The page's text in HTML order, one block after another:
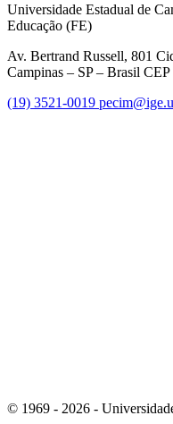
Universidade Estadual de
Educação (FE)
Av. Bertrand Russell, 801
Campinas – SP – Brasil
(19) 3521-0019
© 1969 - 2026 -